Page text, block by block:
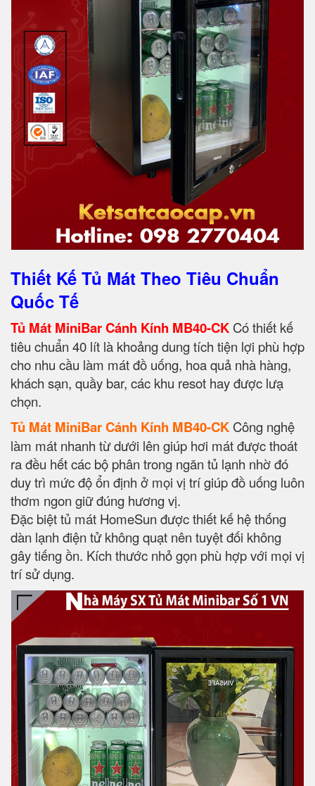
Thiết Kế Tủ Mát Theo Tiêu Chuẩn
Quốc Tế
Tủ Mát MiniBar Cánh Kính MB40-CK Có thiết kế
tiêu chuẩn 40 lít là khoảng dung tích tiện lợi phù hợp
cho nhu cầu làm mát đồ uống, hoa quả nhà hàng,
khách sạn, quầy bar, các khu resot hay được lưạ
chọn.
Tủ Mát MiniBar Cánh Kính MB40-CK Công nghệ
làm mát nhanh từ dưới lên giúp hơi mát được thoát
ra đều hết các bộ phân trong ngăn tủ lạnh nhờ đó
duy trì mức độ ổn định ở mọi vị trí giúp đồ uống luôn
thơm ngon giữ đúng hương vị.
Đặc biệt tủ mát HomeSun được thiết kế hệ thống
dàn lạnh điện tử không quạt nên tuyệt đối không
gây tiếng ồn. Kích thước nhỏ gọn phù hợp với mọi vị
trí sử dụng.